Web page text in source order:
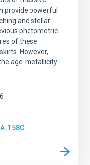
provide powerful
and stellar
photometric
of these
However,
age-metallicity